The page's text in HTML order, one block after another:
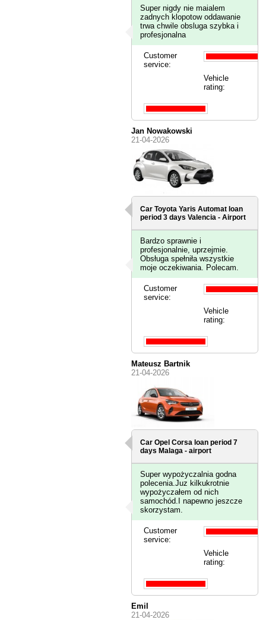
Super nigdy nie maialem
zadnych klopotow oddawanie
trwa chwile obsluga szybka i
profesjonalna
Customer
service:
Vehicle
rating:
Jan Nowakowski
21-04-2026
Car Toyota Yaris Automat loan
period 3 daysValencia - Airport
Bardzo sprawnie i
profesjonalnie, uprzejmie.
Obsługa spełniła wszystkie
moje oczekiwania. Polecam.
Customer
service:
Vehicle
rating:
Mateusz Bartnik
21-04-2026
Car Opel Corsa loan period 7
daysMalaga - airport
Super wypożyczalnia godna
polecenia.Juz kilkukrotnie
wypożyczałem od nich
samochód.I napewno jeszcze
skorzystam.
Customer
service:
Vehicle
rating:
Emil
21-04-2026